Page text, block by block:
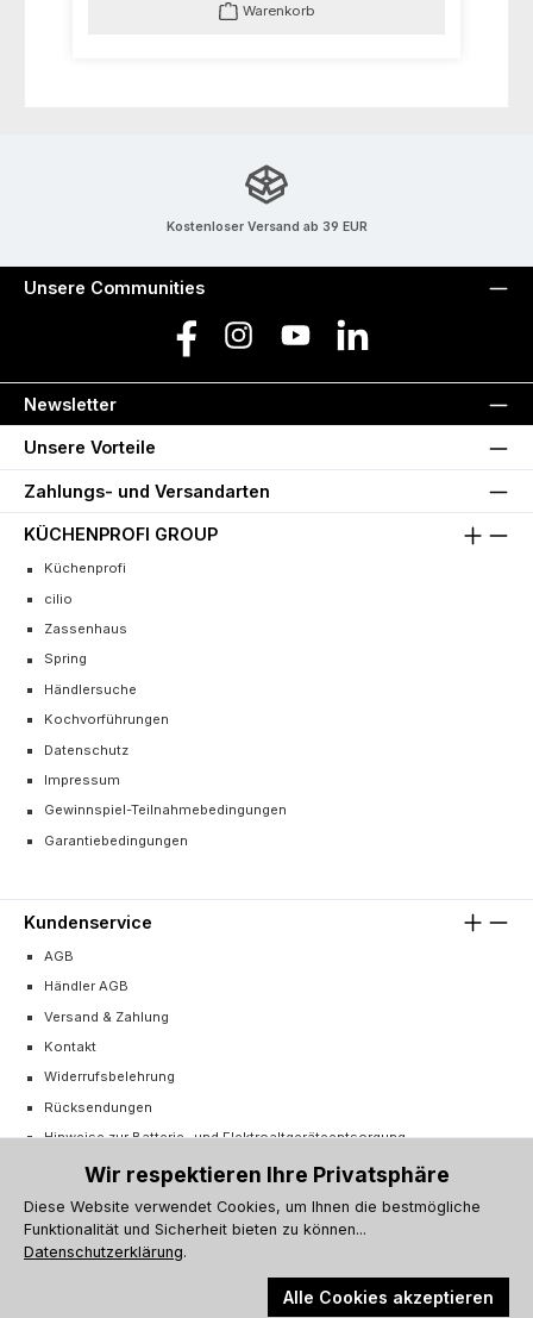
Warenkorb
Kostenloser Versand ab 39 EUR
Unsere Communities
Facebook Instagram YouTube LinkedIn
Newsletter
Unsere Vorteile
Zahlungs- und Versandarten
KÜCHENPROFI GROUP
Küchenprofi
cilio
Zassenhaus
Spring
Händlersuche
Kochvorführungen
Datenschutz
Impressum
Gewinnspiel-Teilnahmebedingungen
Garantiebedingungen
Kundenservice
AGB
Händler AGB
Versand & Zahlung
Kontakt
Widerrufsbelehrung
Rücksendungen
Hinweise zur Batterie- und Elektroaltgeräteentsorgung
Cookie-Einstellungen
Vertrag widerrufen
Wir respektieren Ihre Privatsphäre
Diese Website verwendet Cookies, um Ihnen die bestmögliche
Funktionalität und Sicherheit bieten zu können...
Datenschutzerklärung.
Alle Cookies akzeptieren